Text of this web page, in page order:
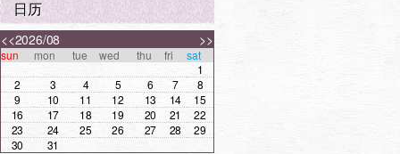
日历
<< >>
2026/08
sun mon tue wed thu fri
sat
1
2
3 4 5 6 7
8
9
10 11 12 13 14
15
16
17 18 19 20 21
22
23
24 25 26 27 28
29
30
31